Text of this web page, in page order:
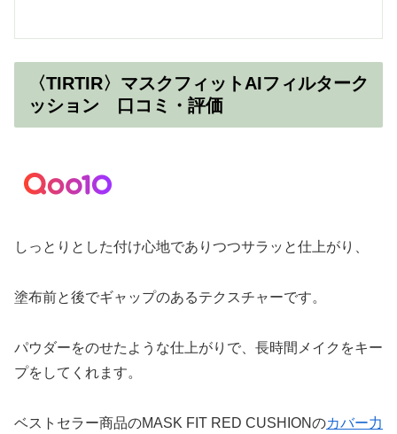
〈TIRTIR〉マスクフィットAIフィルターク
ッション 口コミ・評価
しっとりとした付け心地でありつつサラッと仕上がり、
塗布前と後でギャップのあるテクスチャーです。
パウダーをのせたような仕上がりで、長時間メイクをキー
プをしてくれます。
ベストセラー商品のMASK FIT RED CUSHIONのカバー力